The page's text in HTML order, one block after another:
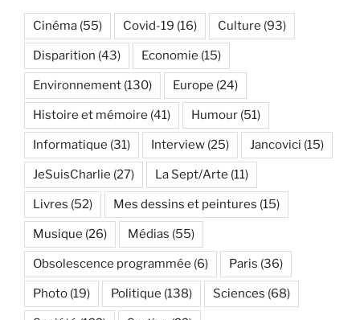
Cinéma (55) Covid-19 (16) Culture (93)
Disparition (43) Economie (15)
Environnement (130) Europe (24)
Histoire et mémoire (41) Humour (51)
Informatique (31) Interview (25) Jancovici (15)
JeSuisCharlie (27) La Sept/Arte (11)
Livres (52) Mes dessins et peintures (15)
Musique (26) Médias (55)
Obsolescence programmée (6) Paris (36)
Photo (19) Politique (138) Sciences (68)